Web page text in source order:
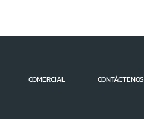
COMERCIAL CONTÁCTENOS